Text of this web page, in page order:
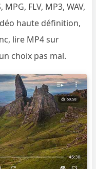
MPG, FLV, MP3, WAV,
haute définition,
lire MP4 sur
choix pas mal.